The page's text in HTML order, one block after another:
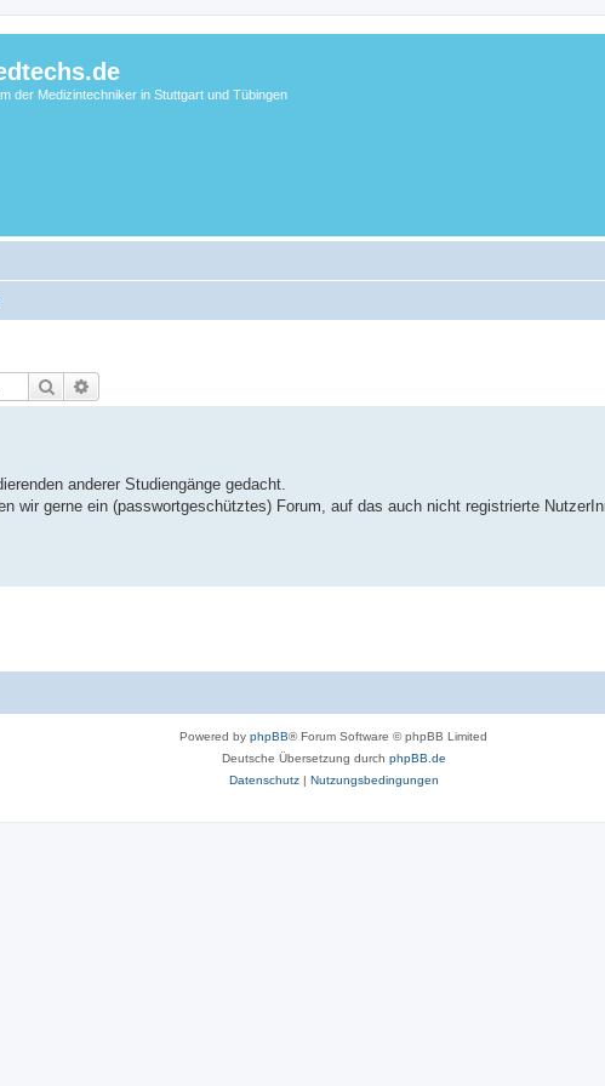
der Medizintechniker in Stuttgart und Tübingen
Suche
anderer Studiengänge gedacht.
wir gerne ein (passwortgeschütztes) Forum, auf das auch nicht registrierte
Powered by phpBB® Forum Software © phpBB Limited
Deutsche Übersetzung durch phpBB.de
Datenschutz| Nutzungsbedingungen